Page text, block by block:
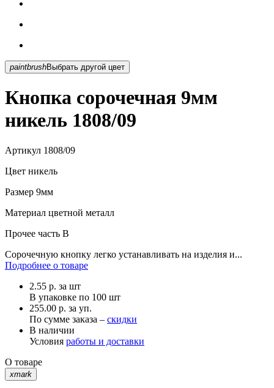
paintbrush Выбрать другой цвет
Кнопка сорочечная 9мм
никель 1808/09
Артикул 1808/09
Цвет никель
Размер 9мм
Материал цветной металл
Прочее часть В
Сорочечную кнопку легко устанавливать на изделия и...
Подробнее о товаре
2.55 р. за шт
В упаковке по 100 шт
255.00 р. за уп.
По сумме заказа – скидки
В наличии
Условия работы и доставки
О товаре
xmark